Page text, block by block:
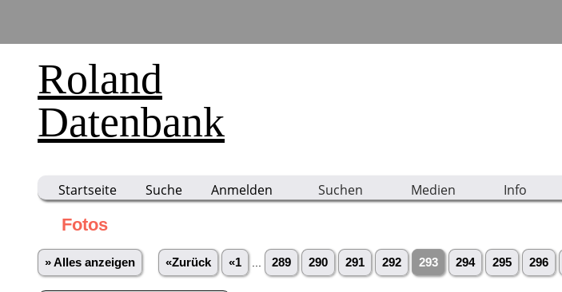
Roland
Datenbank
Startseite Suche Anmelden Suchen Medien Info
Fotos
» Alles anzeigen «Zurück «1 289 290 291 292 293 294 295 296